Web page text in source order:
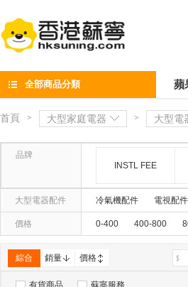
全部商品分類 蘋
首頁 > 大型家庭電器 > 大型電
品牌
INSTL FEE
大型電器配件 冷氣機配件 電視配件
價格 0-400 400-800
綜合 銷量 價格
有貨商品 蘇寧服務